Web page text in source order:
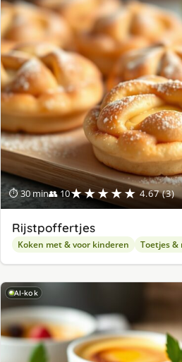
⏱ 30 min👥 10★★★★★ 4.67 (3)
Rijstpoffertjes
Koken met & voor kinderen Toetjes &
AI-kok